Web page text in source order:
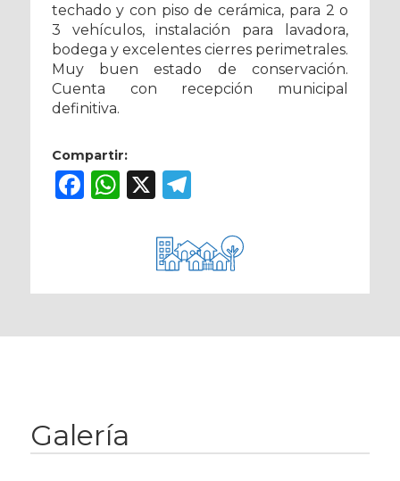
techado y con piso de cerámica, para 2 o
3 vehículos, instalación para lavadora,
bodega y excelentes cierres perimetrales.
Muy buen estado de conservación.
Cuenta con recepción municipal
definitiva.
Compartir:
Facebook
WhatsApp
X Telegram
Galería